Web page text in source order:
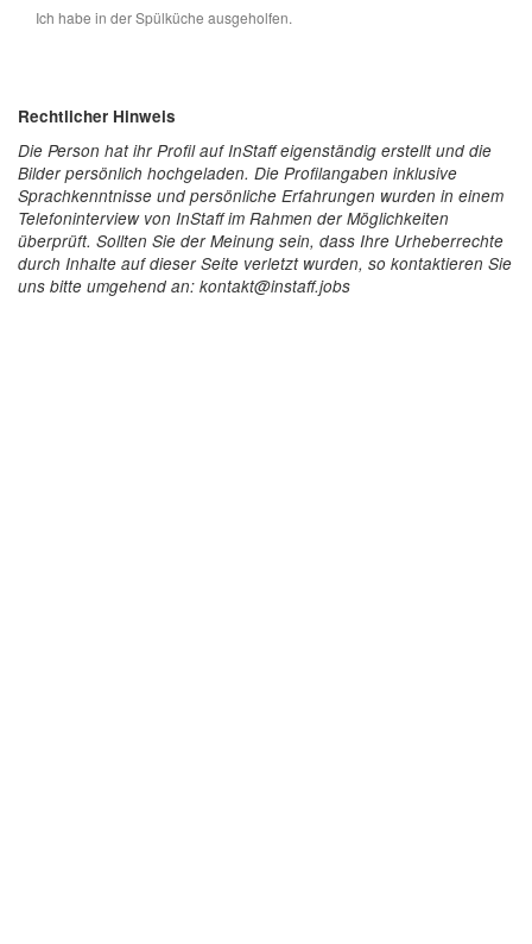
Ich habe in der Spülküche ausgeholfen.
Rechtlicher Hinweis
Die Person hat ihr Profil auf InStaff eigenständig erstellt und die
Bilder persönlich hochgeladen. Die Profilangaben inklusive
Sprachkenntnisse und persönliche Erfahrungen wurden in einem
Telefoninterview von InStaff im Rahmen der Möglichkeiten
überprüft. Sollten Sie der Meinung sein, dass Ihre Urheberrechte
durch Inhalte auf dieser Seite verletzt wurden, so kontaktieren Sie
uns bitte umgehend an: kontakt@instaff.jobs